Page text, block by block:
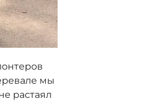
мы
растаял